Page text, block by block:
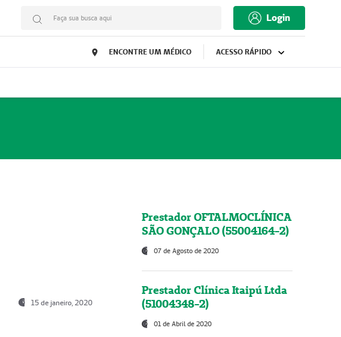
Faça sua busca aqui Login
ENCONTRE UM MÉDICO ACESSO RÁPIDO
15 de janeiro, 2020
Prestador OFTALMOCLÍNICA
SÃO GONÇALO (55004164-2)
07 de Agosto de 2020
Prestador Clínica Itaipú Ltda
(51004348-2)
01 de Abril de 2020